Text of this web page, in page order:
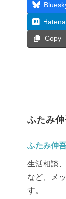
Hatena
Copy
ふたみ
ふたみ伸
生活相談
など、メ
す。